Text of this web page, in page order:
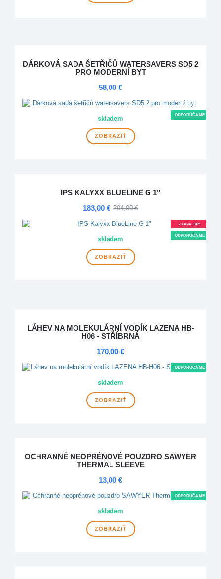
DÁRKOVÁ SADA ŠETŘIČŮ WATERSAVERS SD5 2
PRO MODERNÍ BYT
58,00 €
NOVINKA
ODPORÚČAME
skladem
ZOBRAZIŤ
IPS KALYXX BLUELINE G 1"
183,00 € 204,00 €
ZĽAVA 10%
ODPORÚČAME
skladem
ZOBRAZIŤ
LÁHEV NA MOLEKULÁRNÍ VODÍK LAZENA HB-
H06 - STŘÍBRNÁ
170,00 €
ODPORÚČAME
skladem
ZOBRAZIŤ
OCHRANNÉ NEOPRÉNOVÉ POUZDRO SAWYER
THERMAL SLEEVE
13,00 €
ODPORÚČAME
skladem
ZOBRAZIŤ